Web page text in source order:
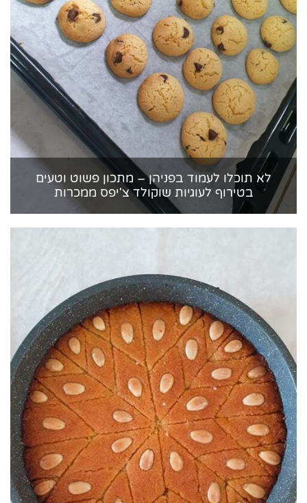
לא תוכלו לעמוד בפניהן – מתכון פשוט וטעים
בטירוף לעוגיות שוקולד צ'יפס ממכרות